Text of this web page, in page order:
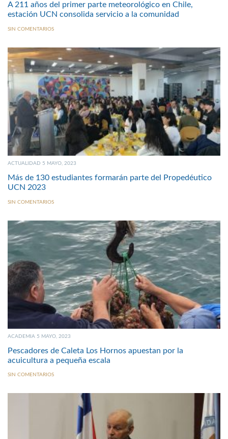
A 211 años del primer parte meteorológico en Chile,
estación UCN consolida servicio a la comunidad
SIN COMENTARIOS
ACTUALIDAD 5 MAYO, 2023
Más de 130 estudiantes formarán parte del Propedéutico
UCN 2023
SIN COMENTARIOS
ACADEMIA 5 MAYO, 2023
Pescadores de Caleta Los Hornos apuestan por la
acuicultura a pequeña escala
SIN COMENTARIOS